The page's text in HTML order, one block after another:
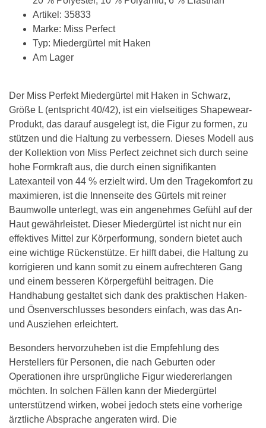
Artikel: 35833
Marke: Miss Perfect
Typ: Miedergürtel mit Haken
Am Lager
Der Miss Perfekt Miedergürtel mit Haken in Schwarz,
Größe L (entspricht 40/42), ist ein vielseitiges Shapewear-
Produkt, das darauf ausgelegt ist, die Figur zu formen, zu
stützen und die Haltung zu verbessern. Dieses Modell aus
der Kollektion von Miss Perfect zeichnet sich durch seine
hohe Formkraft aus, die durch einen signifikanten
Latexanteil von 44 % erzielt wird. Um den Tragekomfort zu
maximieren, ist die Innenseite des Gürtels mit reiner
Baumwolle unterlegt, was ein angenehmes Gefühl auf der
Haut gewährleistet. Dieser Miedergürtel ist nicht nur ein
effektives Mittel zur Körperformung, sondern bietet auch
eine wichtige Rückenstütze. Er hilft dabei, die Haltung zu
korrigieren und kann somit zu einem aufrechteren Gang
und einem besseren Körpergefühl beitragen. Die
Handhabung gestaltet sich dank des praktischen Haken-
und Ösenverschlusses besonders einfach, was das An-
und Ausziehen erleichtert.
Besonders hervorzuheben ist die Empfehlung des
Herstellers für Personen, die nach Geburten oder
Operationen ihre ursprüngliche Figur wiedererlangen
möchten. In solchen Fällen kann der Miedergürtel
unterstützend wirken, wobei jedoch stets eine vorherige
ärztliche Absprache angeraten wird. Die